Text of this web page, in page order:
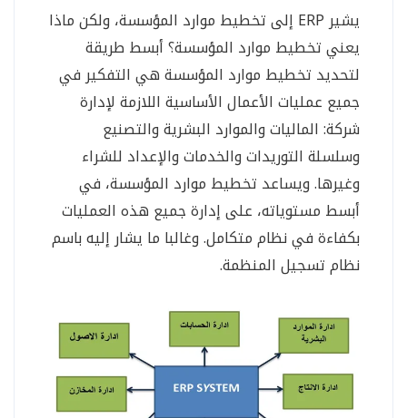
يشير ERP إلى تخطيط موارد المؤسسة، ولكن ماذا
يعني تخطيط موارد المؤسسة؟ أبسط طريقة
لتحديد تخطيط موارد المؤسسة هي التفكير في
جميع عمليات الأعمال الأساسية اللازمة لإدارة
شركة: الماليات والموارد البشرية والتصنيع
وسلسلة التوريدات والخدمات والإعداد للشراء
وغيرها. ويساعد تخطيط موارد المؤسسة، في
أبسط مستوياته، على إدارة جميع هذه العمليات
بكفاءة في نظام متكامل. وغالبا ما يشار إليه باسم
نظام تسجيل المنظمة.